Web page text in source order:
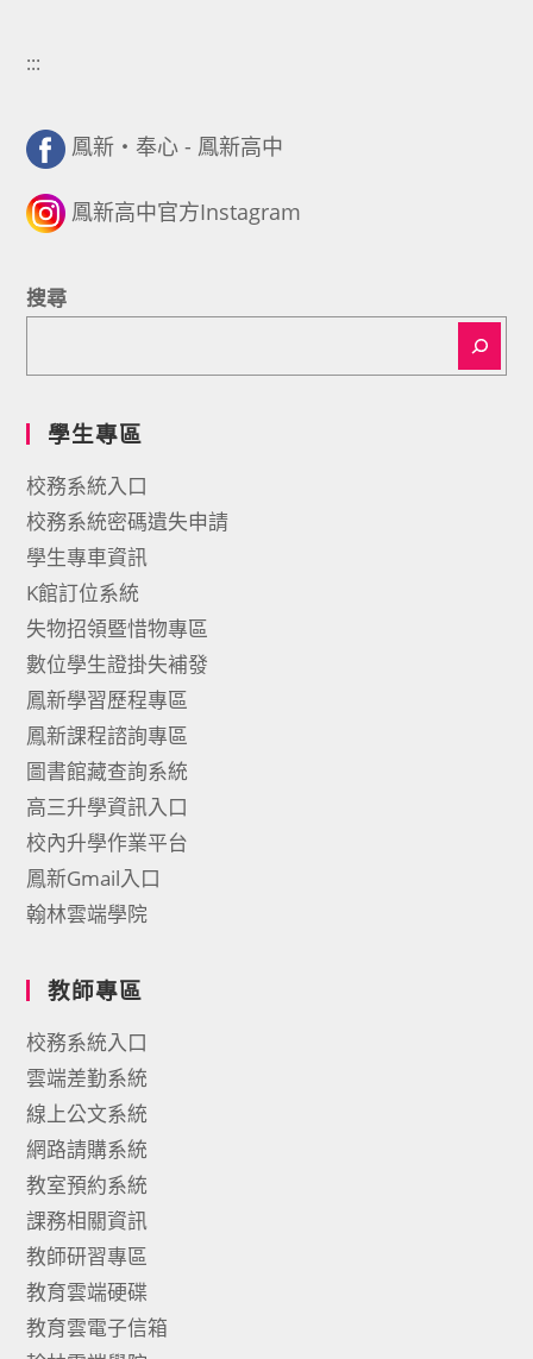
:::
鳳新・奉心 - 鳳新高中
鳳新高中官方Instagram
搜尋
學生專區
校務系統入口
校務系統密碼遺失申請
學生專車資訊
K館訂位系統
失物招領暨惜物專區
數位學生證掛失補發
鳳新學習歷程專區
鳳新課程諮詢專區
圖書館藏查詢系統
高三升學資訊入口
校內升學作業平台
鳳新Gmail入口
翰林雲端學院
教師專區
校務系統入口
雲端差勤系統
線上公文系統
網路請購系統
教室預約系統
課務相關資訊
教師研習專區
教育雲端硬碟
教育雲電子信箱